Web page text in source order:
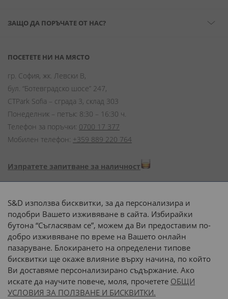
ЗАЩО ДА ПОРЪЧАТЕ ОТ НАС?
ПОСЕТЕТЕ НИ НА МЯСТО
гр. София, жк. Левски В,
бул. “Ботевградско шосе” 247,
CTPark Sofia – сграда 3, склад 303
Понеделник – петък: 8:30 – 16:30 ч.
Телефон за поръчки: 0700 17 377
Мобилен телефон: +359 889 220 764
Изпратете запитване за наличност
Начини на плащане:
Доставка до адрес с:
или
наш транспорт
S&D използва бисквитки, за да персонализира и
подобри Вашето изживяване в сайта. Избирайки
бутона “Съгласявам се”, можем да Ви предоставим по-
добро изживяване по време на Вашето онлайн
пазаруване. Блокирането на определени типове
бисквитки ще окаже влияние върху начина, по който
Ви доставяме персонализирано съдържание. Ако
искате да научите повече, моля, прочетете ОБЩИ
УСЛОВИЯ ЗА ПОЛЗВАНЕ И БИСКВИТКИ.